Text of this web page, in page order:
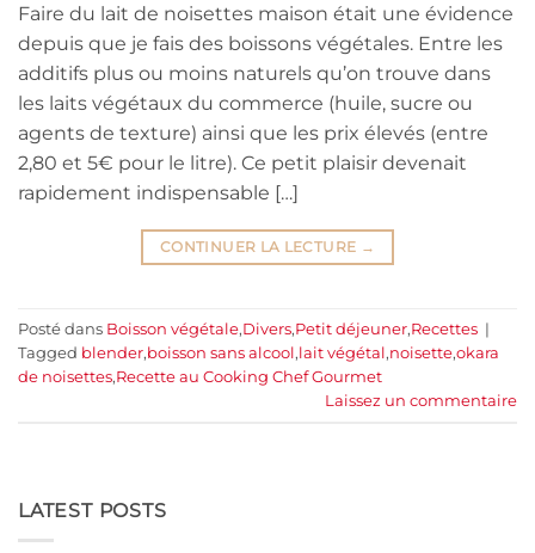
Faire du lait de noisettes maison était une évidence
depuis que je fais des boissons végétales. Entre les
additifs plus ou moins naturels qu’on trouve dans
les laits végétaux du commerce (huile, sucre ou
agents de texture) ainsi que les prix élevés (entre
2,80 et 5€ pour le litre). Ce petit plaisir devenait
rapidement indispensable […]
CONTINUER LA LECTURE →
Posté dans Boisson végétale,Divers,Petit déjeuner,Recettes |
Tagged blender,boisson sans alcool,lait végétal,noisette,okara
de noisettes,Recette au Cooking Chef Gourmet
Laissez un commentaire
LATEST POSTS